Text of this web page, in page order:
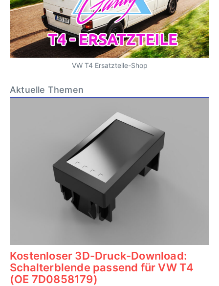
VW T4 Ersatzteile-Shop
Aktuelle Themen
Kostenloser 3D-Druck-Download:
Schalterblende passend für VW T4
(OE 7D0858179)